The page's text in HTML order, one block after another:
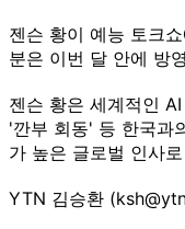
젠슨 황이 예능 토크
분은 이번 달 안에 방
젠슨 황은 세계적인
'깐부 회동' 등 한국과
가 높은 글로벌 인사
YTN 김승환